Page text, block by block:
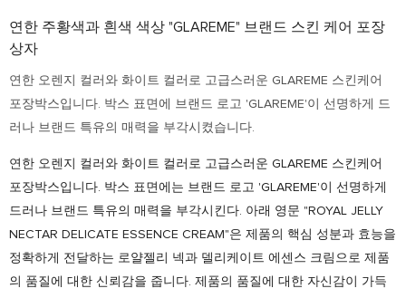
연한 주황색과 흰색 색상 "GLAREME" 브랜드 스킨 케어 포장
상자
연한 오렌지 컬러와 화이트 컬러로 고급스러운 GLAREME 스킨케어
포장박스입니다. 박스 표면에 브랜드 로고 'GLAREME'이 선명하게 드
러나 브랜드 특유의 매력을 부각시켰습니다.
연한 오렌지 컬러와 화이트 컬러로 고급스러운 GLAREME 스킨케어
포장박스입니다. 박스 표면에는 브랜드 로고 'GLAREME'이 선명하게
드러나 브랜드 특유의 매력을 부각시킨다. 아래 영문 "ROYAL JELLY
NECTAR DELICATE ESSENCE CREAM"은 제품의 핵심 성분과 효능을
정확하게 전달하는 로얄젤리 넥과 델리케이트 에센스 크림으로 제품
의 품질에 대한 신뢰감을 줍니다. 제품의 품질에 대한 자신감이 가득